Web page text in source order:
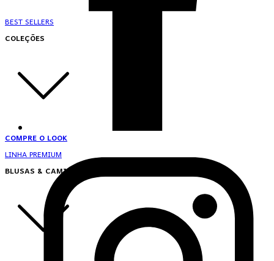
BEST SELLERS
COLEÇÕES
COMPRE O LOOK
LINHA PREMIUM
BLUSAS & CAMISAS